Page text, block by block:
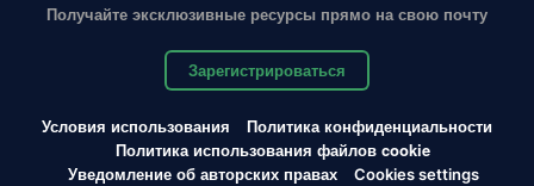
Получайте эксклюзивные ресурсы прямо на свою почту
Зарегистрироваться
Условия использования
Политика конфиденциальности
Политика использования файлов cookie
Уведомление об авторских правах
Cookies settings